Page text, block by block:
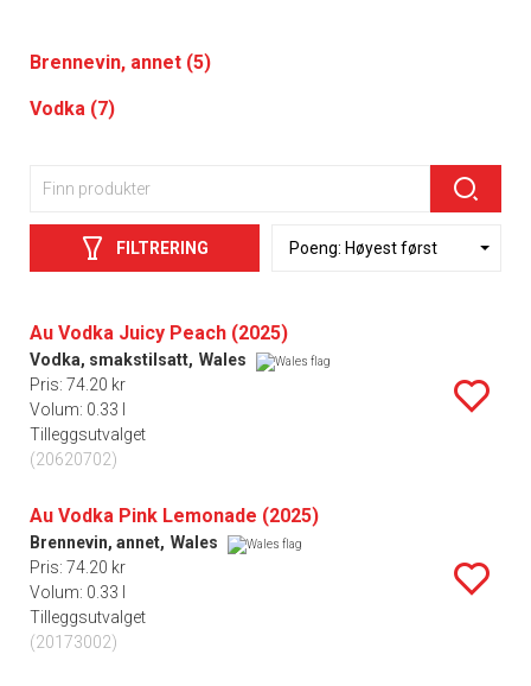
Brennevin, annet (5)
Vodka (7)
FILTRERING
Au Vodka Juicy Peach (2025)
Vodka, smakstilsatt, Wales
Pris: 74.20 kr
Volum: 0.33 l
Tilleggsutvalget
(20620702)
Au Vodka Pink Lemonade (2025)
Brennevin, annet, Wales
Pris: 74.20 kr
Volum: 0.33 l
Tilleggsutvalget
(20173002)